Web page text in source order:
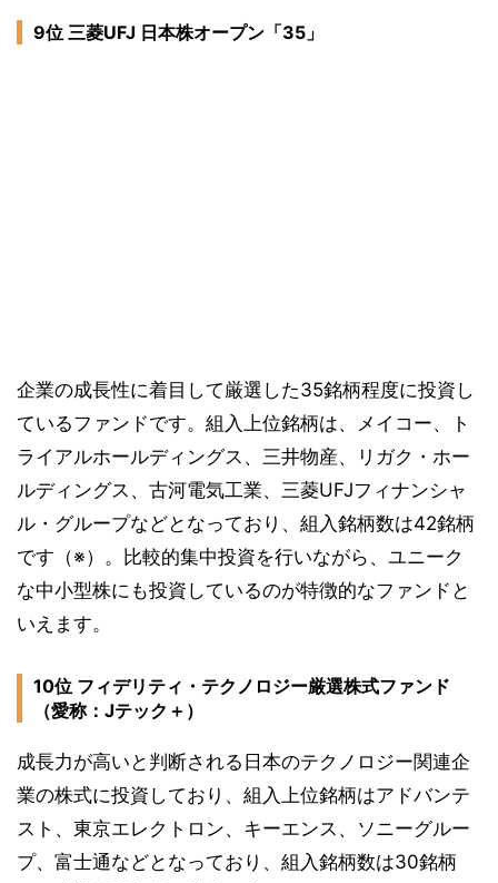
9位 三菱UFJ 日本株オープン「35」
企業の成長性に着目して厳選した35銘柄程度に投資し
ているファンドです。組入上位銘柄は、メイコー、ト
ライアルホールディングス、三井物産、リガク・ホー
ルディングス、古河電気工業、三菱UFJフィナンシャ
ル・グループなどとなっており、組入銘柄数は42銘柄
です（※）。比較的集中投資を行いながら、ユニーク
な中小型株にも投資しているのが特徴的なファンドと
いえます。
10位 フィデリティ・テクノロジー厳選株式ファンド
（愛称：Jテック＋）
成長力が高いと判断される日本のテクノロジー関連企
業の株式に投資しており、組入上位銘柄はアドバンテ
スト、東京エレクトロン、キーエンス、ソニーグルー
プ、富士通などとなっており、組入銘柄数は30銘柄